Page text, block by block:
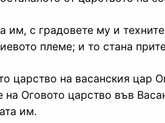
им, с градовете му и
племе; и то стана
на васанския цар
Оговото царство във
им.